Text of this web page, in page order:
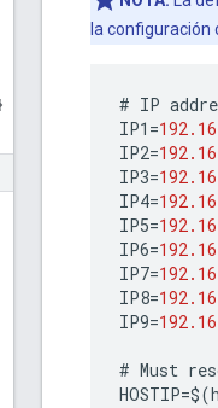
la configuración
# IP
IP1 =
IP2=
IP3=
IP4=
IP5=
IP6=
IP7=
IP8=
IP9=
# Must
HOSTIP=$(